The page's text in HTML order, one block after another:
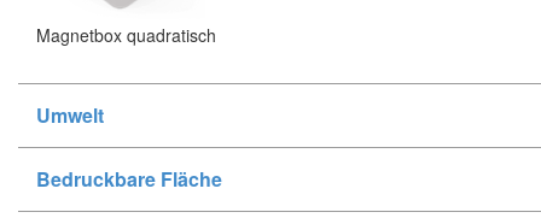
Magnetbox quadratisch
Umwelt
Bedruckbare Fläche